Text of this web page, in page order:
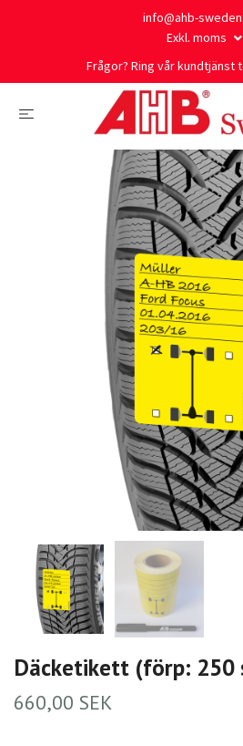
info@ahb-
Exkl. moms
Frågor? Ring vår kundtjänst
Däcketikett (förp: 250
660,00 SEK